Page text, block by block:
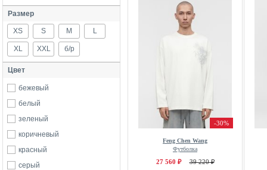
Размер
XS S M L
XL XXL б/р
Цвет
бежевый
белый
зеленый
коричневый
красный
серый
-30%
Feng Chen Wang
Футболка
27 560 ₽ 39 220 ₽